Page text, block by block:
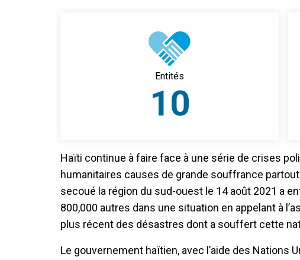
Entités
10
Haïti continue à faire face à une série de crises
humanitaires causes de grande souffrance
secoué la région du sud-ouest le 14 août 2021 a
800,000 autres dans une situation en appelant à
plus récent des désastres dont a souffert cette
Le gouvernement haïtien, avec l’aide des Nations